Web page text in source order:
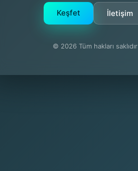
Keşfet İletişim
© 2026 Tüm hakları saklıdır